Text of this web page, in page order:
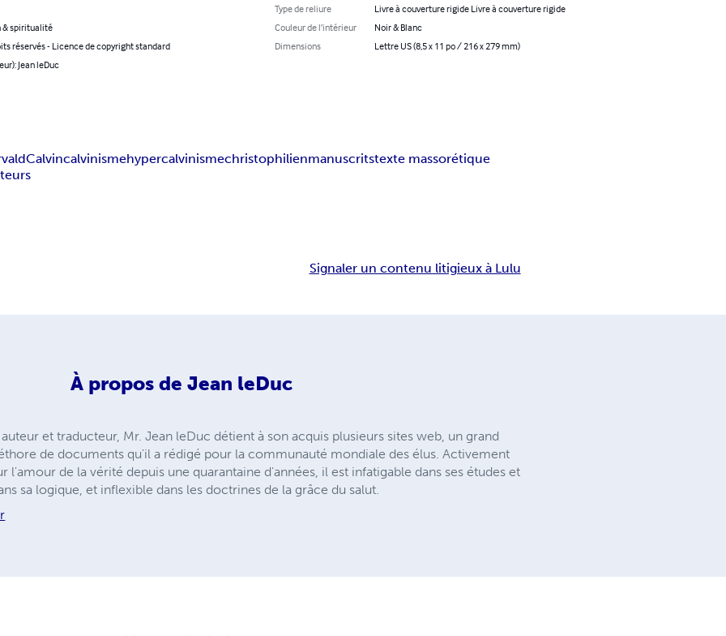
& spiritualité
réservés - Licence de copyright standard
Jean leDuc
Type de reliure
Livre à couverture rigide Livre à couverture rigide
Couleur de l’intérieur
Noir & Blanc
Dimensions
Lettre US (8,5 x 11 po / 216 x 279 mm)
Calvincalvinismehypercalvinismechristophilienmanuscritstexte massorétique
Signaler un contenu litigieux à Lulu
À propos de Jean leDuc
et traducteur, Mr. Jean leDuc détient à son acquis plusieurs sites web, un grand
de documents qu'il a rédigé pour la communauté mondiale des élus. Activement
l'amour de la vérité depuis une quarantaine d'années, il est infatigable dans ses études et
sa logique, et inflexible dans les doctrines de la grâce du salut.